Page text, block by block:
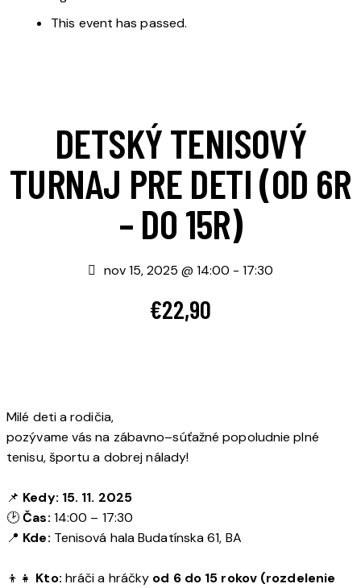
This event has passed.
DETSKÝ TENISOVÝ
TURNAJ PRE DETI (OD 6R
– DO 15R)
nov 15, 2025 @ 14:00 - 17:30
€22,90
Milé deti a rodičia,
pozývame vás na zábavno–súťažné popoludnie plné
tenisu, športu a dobrej nálady!
📌 Kedy: 15. 11. 2025
🕑Čas: 14:00 – 17:30
📍 Kde: Tenisová hala Budatínska 61, BA
👦👧 Kto: hráči a hráčky od 6 do 15 rokov (rozdelenie